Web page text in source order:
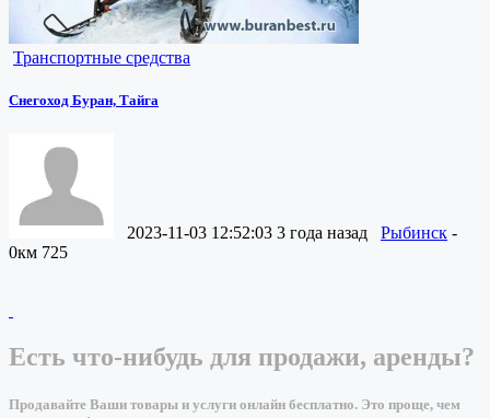
Транспортные средства
Снегоход Буран, Тайга
2023-11-03 12:52:03 3 года назад Рыбинск -
0км 725
Есть что-нибудь для продажи, аренды?
Продавайте Ваши товары и услуги онлайн бесплатно. Это проще, чем